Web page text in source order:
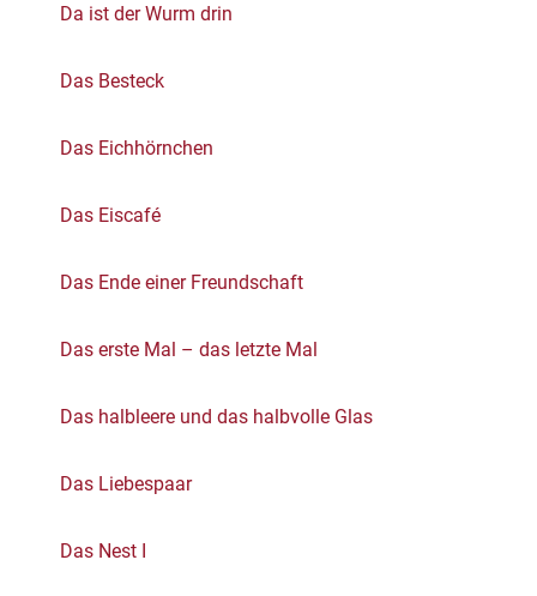
Da ist der Wurm drin
Das Besteck
Das Eichhörnchen
Das Eiscafé
Das Ende einer Freundschaft
Das erste Mal – das letzte Mal
Das halbleere und das halbvolle Glas
Das Liebespaar
Das Nest I